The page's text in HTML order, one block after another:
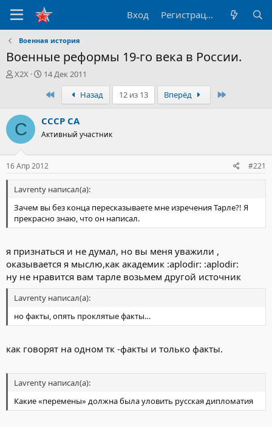
Вход Регистрация
Военная история
Военные реформы 19-го века в России.
А
р
т
м
ы
X2X
Д
т
н
а
ч
л
а
14 Дек 2011
ПервыйНазад 12 из 13 Вперёд
С СССР СА
Активный участник
16 Апр 2012 #221
Lavrenty написал(а):
Зачем вы без конца пересказываете мне изречения Тарле?! Я
прекрасно знаю, что он написал.
я признаться и не думал, но вы меня уважили ,
оказывается я мыслю,как академик :aplodir: :aplodir:
ну не нравится вам тарле возьмем другой источник
Lavrenty написал(а):
но факты, опять проклятые факты…
как говорят на одном тк -факты и только факты.
Lavrenty написал(а):
Какие «перемены» должна была уловить русская дипломатия